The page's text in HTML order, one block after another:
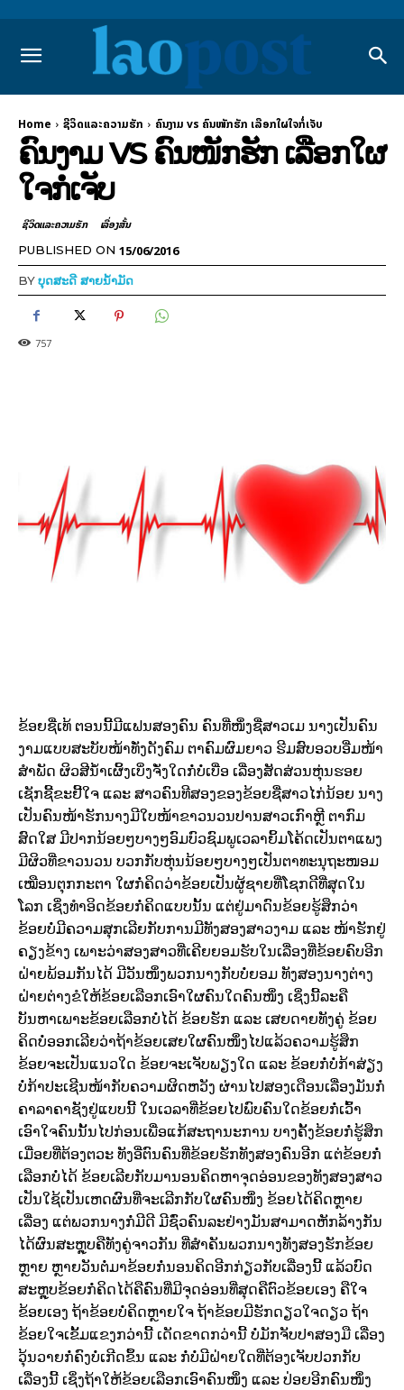
Home ຊີວິດແລະຄວາມຮັກ ຄົນງາມ vs ຄົນໜັກຮັກ ເລືອກໃຜໃຈກໍ່ເຈັບ
ຄົນງາມ VS ຄົນໜັກຮັກ ເລືອກໃຜ
ໃຈກໍ່ເຈັບ
ຊີວິດແລະຄວາມຮັກ ເລື່ອງສັ້ນ
PUBLISHED ON 15/06/2016
BYບຸດສະດີ ສາຍນ້ຳມັດ
757
ຂ້ອຍຊື່ເທ້ ຕອນນີ້ມີແຟນສອງຄົນ ຄົນທີ່ໜຶ່ງຊື່ສາວເມ ນາງເປັນຄົນ
ງາມແບບສະບັບໜ້າທັ່ງດັງຄົມ ຕາຄົມຜົມຍາວ ຮີມສົບອວບອີ່ມໜ້າ
ສຳພັດ ຜິວສີນ້ຳເຜິ້ງເບິ່ງຈັ່ງໃດກໍ່ບໍ່ເບື່ອ ເລື່ອງສັດສ່ວນຫຸ່ນຮອຍ
ເຊັກຊີ້ຂະຢີ້ໃຈ ແລະ ສາວຄົນທີສອງຂອງຂ້ອຍຊື່ສາວໄກ່ນ້ອຍ ນາງ
ເປັນຄົນໜ້າຮັກນາງມີໃບໜ້າຂາວນວນປານສາວເກົາຫຼີ ຕາກົມ
ສົດໃສ ມີປາກນ້ອຍໆບາງໆອົມບົວຊົມພູເວລາຍິ້ມໂຄ້ດເປັນຕາແພງ
ມີຜິວທີ່ຂາວນວນ ບວກກັບຫຸ່ນນ້ອຍໆບາງໆເປັນຕາທະນຸຖະໜອມ
ເໝືອນຕຸກກະຕາ ໃຜກໍ່ຄິດວ່າຂ້ອຍເປັນຜູ້ຊາຍທີ່ໂຊກດີທີ່ສຸດໃນ
ໂລກ ເຊິ່ງທຳອິດຂ້ອຍກໍ່ຄິດແບບນັ້ນ ແຕ່ຢູ່ມາດົນຂ້ອຍຮູ້ສຶກວ່າ
ຂ້ອຍບໍ່ມີຄວາມສຸກເລີຍກັບການມີທັງສອງສາວງາມ ແລະ ໜ້າຮັກຢູ່
ຄຽງຂ້າງ ເພາະວ່າສອງສາວທີ່ເຄີຍຍອມຮັບໃນເລື່ອງທີ່ຂ້ອຍຄົບອີກ
ຝ່າຍພ້ອມກັນໄດ້ ມີວັນໜຶ່ງພວກນາງກັບບໍ່ຍອມ ທັງສອງນາງຕ່າງ
ຝ່າຍຕ່າງຂໍໃຫ້ຂ້ອຍເລືອກເອົາໃຜຄົນໃດຄົນໜຶ່ງ ເຊິ່ງນີ້ລະຄື
ບັນຫາເພາະຂ້ອຍເລືອກບໍ່ໄດ້ ຂ້ອຍຮັກ ແລະ ເສຍດາຍທັງຄູ່ ຂ້ອຍ
ຄິດບໍ່ອອກເລີຍວ່າຖ້າຂ້ອຍເສຍໃຜຄົນໜຶ່ງໄປແລ້ວຄວາມຮູ້ສຶກ
ຂ້ອຍຈະເປັນແນວໃດ ຂ້ອຍຈະເຈັບພຽງໃດ ແລະ ຂ້ອຍກໍ່ບໍ່ກ້າສ່ຽງ
ບໍ່ກ້າປະເຊີນໜ້າກັບຄວາມຜິດຫວັງ ຜ່ານໄປສອງເດືອນເລື່ອງມັນກໍ່
ຄາລາຄາຊັງຢູ່ແບບນີ້ ໃນເວລາທີ່ຂ້ອຍໄປພົບຄົນໃດຂ້ອຍກໍ່ເວົ້າ
ເອົາໃຈຄົນນັ້ນໄປກ່ອນເພື່ອແກ້ສະຖານະການ ບາງຄັ້ງຂ້ອຍກໍ່ຮູ້ສຶກ
ເມື່ອຍທີ່ຕ້ອງຕວະ ທັງອີ່ຕົນຄົນທີ່ຂ້ອຍຮັກທັງສອງຄົນອີກ ແຕ່ຂ້ອຍກໍ່
ເລືອກບໍ່ໄດ້ ຂ້ອຍເລີຍກັບມານອນຄິດຫາຈຸດອ່ອນຂອງທັງສອງສາວ
ເປັນໃຊ້ເປັນເຫດຜົນທີ່ຈະເລີກກັບໃຜຄົນໜຶ່ງ ຂ້ອຍໄດ້ຄິດຫຼາຍ
ເລື່ອງ ແຕ່ພວກນາງກໍ່ມີດີ ມີຊົ່ວຄົນລະຢ່າງມັນສາມາດຫັກລ້າງກັນ
ໄດ້ຜົນສະຫຼຸບຄືທັງຄູ່ຈາວກັນ ທີ່ສຳຄັນພວກນາງທັງສອງຮັກຂ້ອຍ
ຫຼາຍ ຫຼາຍວັນຕໍ່ມາຂ້ອຍກໍ່ນອນຄິດອີກກ່ຽວກັບເລື່ອງນີ້ ແລ້ວບົດ
ສະຫຼຸບຂ້ອຍກໍ່ຄິດໄດ້ຄືຄົນທີ່ມີຈຸດອ່ອນທີ່ສຸດຄືຕົວຂ້ອຍເອງ ຄືໃຈ
ຂ້ອຍເອງ ຖ້າຂ້ອຍບໍ່ຄິດຫຼາຍໃຈ ຖ້າຂ້ອຍມີຮັກດຽວໃຈດຽວ ຖ້າ
ຂ້ອຍໃຈເຂັ້ມແຂງກວ່ານີ້ ເດັດຂາດກວ່ານີ້ ບໍ່ມັກຈັບປາສອງມື ເລື່ອງ
ວຸ້ນວາຍກໍ່ຄົງບໍ່ເກີດຂຶ້ນ ແລະ ກໍ່ບໍ່ມີຝ່າຍໃດທີ່ຕ້ອງເຈັບປວກກັບ
ເລື່ອງນີ້ ເຊິ່ງຖ້າໃຫ້ຂ້ອຍເລືອກເອົາຄົນໜຶ່ງ ແລະ ປ່ອຍອີກຄົນໜຶ່ງ